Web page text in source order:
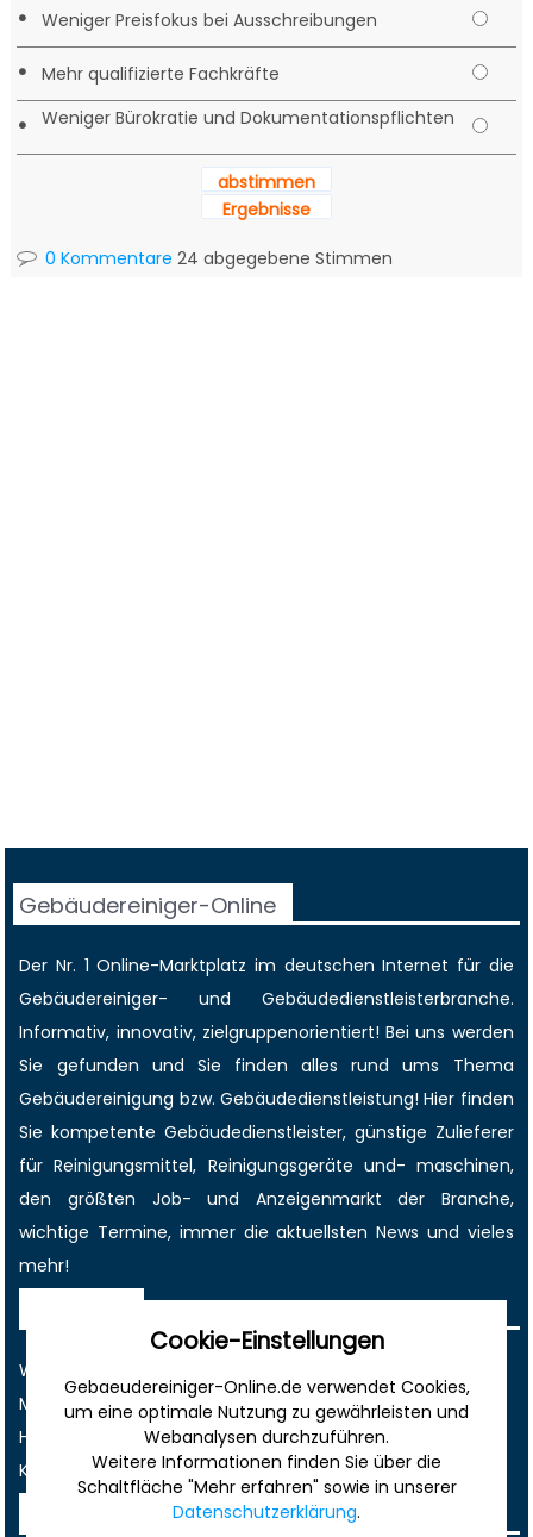
• Weniger Preisfokus bei Ausschreibungen
• Mehr qualifizierte Fachkräfte
• Weniger Bürokratie und Dokumentationspflichten
abstimmen
Ergebnisse
0 Kommentare 24 abgegebene Stimmen
Gebäudereiniger-Online
Der Nr. 1 Online-Marktplatz im deutschen Internet für die
Gebäudereiniger- und Gebäudedienstleisterbranche.
Informativ, innovativ, zielgruppenorientiert! Bei uns werden
Sie gefunden und Sie finden alles rund ums Thema
Gebäudereinigung bzw. Gebäudedienstleistung! Hier finden
Sie kompetente Gebäudedienstleister, günstige Zulieferer
für Reinigungsmittel, Reinigungsgeräte und- maschinen,
den größten Job- und Anzeigenmarkt der Branche,
wichtige Termine, immer dieaktuellsten News und vieles
mehr!
Werbung
Musterverträge und Vorlagen
Hilfe
Kontakt
Cookie-Einstellungen
Gebaeudereiniger-Online.de verwendet Cookies,
um eine optimale Nutzung zu gewährleisten und
Webanalysen durchzuführen.
Weitere Informationen finden Sie über die
Schaltfläche "Mehr erfahren" sowie in unserer
Datenschutzerklärung.